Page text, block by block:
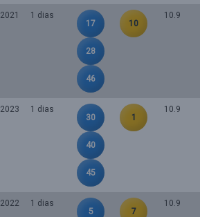
1 dias
17
28
46
10
10.9
1 dias
30
40
45
1
10.9
1 dias
5
7
10.9